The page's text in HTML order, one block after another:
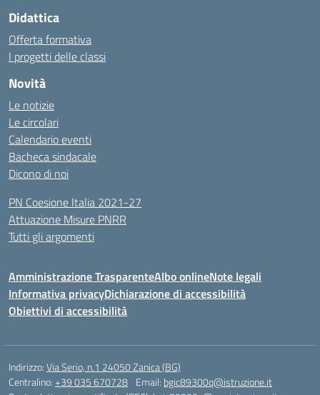
Didattica
Offerta formativa
I progetti delle classi
Novità
Le notizie
Le circolari
Calendario eventi
Bacheca sindacale
Dicono di noi
PN Coesione Italia 2021-27
Attuazione Misure PNRR
Tutti gli argomenti
Amministrazione TrasparenteAlbo onlineNote legali
Informativa privacyDichiarazione di accessibilità
Obiettivi di accessibilità
Indirizzo:Via Serio, n.1 24050 Zanica (BG)
Centralino:+39 035 670728 Email: bgic89300q@istruzione.it